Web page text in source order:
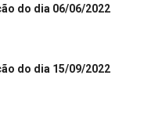
do dia 06/06/2022
do dia 15/09/2022